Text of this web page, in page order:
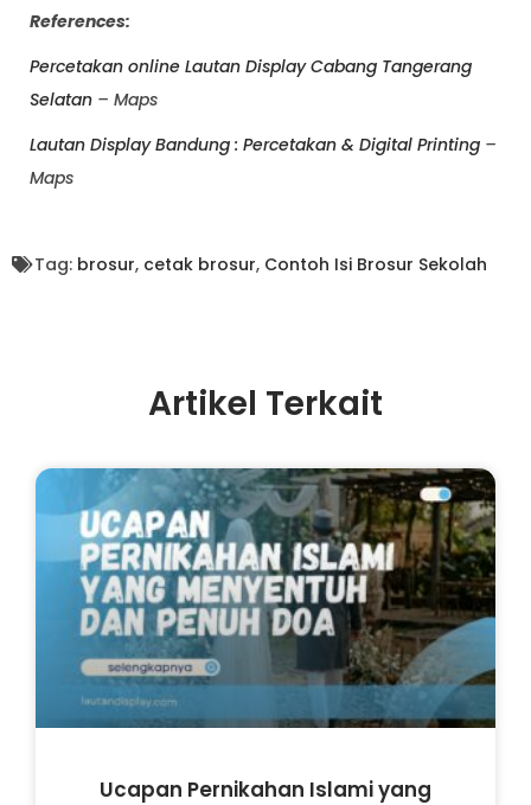
References:
Percetakan online Lautan Display Cabang Tangerang
Selatan – Maps
Lautan Display Bandung : Percetakan & Digital Printing –
Maps
Tag: brosur, cetak brosur, Contoh Isi Brosur Sekolah
Artikel Terkait
Ucapan Pernikahan Islami yang